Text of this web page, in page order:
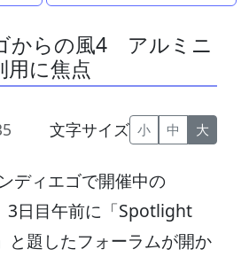
からの風4 アルミニ
用に焦点
文字サイズ 小 中 大
ディエゴで開催中の
3日目午前に「Spotlight
題したフォーラムが開か